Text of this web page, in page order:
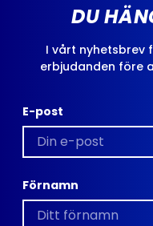
DU
I vårt nyhetsbrev
erbjudanden före
E-post
Förnamn